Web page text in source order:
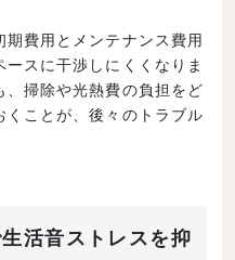
費用とメンテナンス費用
スに干渉しにくくなりま
掃除や光熱費の負担をど
ことが、後々のトラブル
活音ストレスを抑